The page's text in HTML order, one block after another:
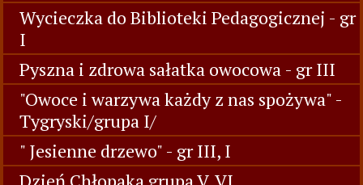
Wycieczka do Biblioteki Pedagogicznej - gr
I
Pyszna i zdrowa sałatka owocowa - gr III
"Owoce i warzywa każdy z nas spożywa" -
Tygryski/grupa I/
" Jesienne drzewo" - gr III, I